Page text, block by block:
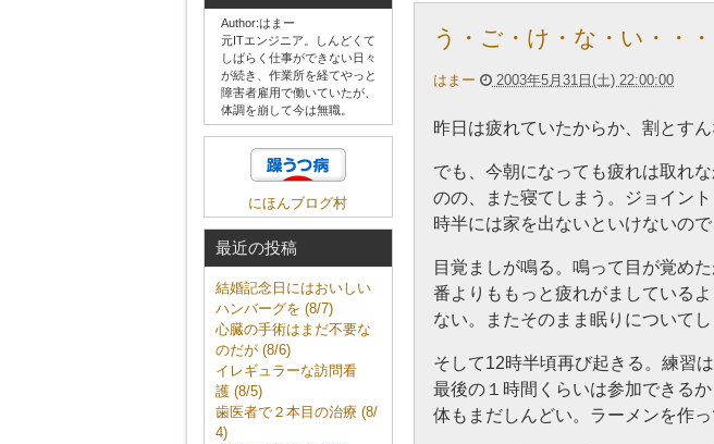
う・ご・け・な・い・・・
はまー 2003年5月31日(土) 22:00:00
昨日は疲れていたからか、割とすん
でも、今朝になっても疲れは取れ
のの、また寝てしまう。ジョイン
時半には家を出ないといけないの
目覚ましが鳴る。鳴って目が覚め
番よりももっと疲れがましている
ない。またそのまま眠りについてし
そして12時半頃再び起きる。練習
最後の１時間くらいは参加できる
体もまだしんどい。ラーメンを作
Author:はまー
元ITエンジニア。しんどくて
しばらく仕事ができない日々
が続き、作業所を経てやっと
障害者雇用で働いていたが、
体調を崩して今は無職。
にほんブログ村
最近の投稿
結婚記念日にはおいしい
ハンバーグを (8/7)
心臓の手術はまだ不要な
のだが (8/6)
イレギュラーな訪問看
護 (8/5)
歯医者で２本目の治療 (8/
4)